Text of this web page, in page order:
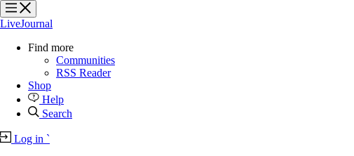
?
?
LiveJournal
Find more
Communities
RSS Reader
Shop
Help
Search
Log in `